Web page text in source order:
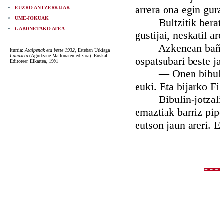
EUZKO ANTZERKIJAK
UME-JOKUAK
GABONETAKO ATEA
Iturria: Azalpenak eta beste 1932 , Esteban Urkiaga
Lauaxeta (Agurtzane Mallonaren edizioa). Euskal
Editoreen Elkartea, 1991
arrera ona egin
Bultzitik beratu
gustijai, neskatil
Azkenean baña
ospatsubari beste
— Onen
euki. Eta bijarko
Bibulin-jotzaliak
emaztiak barriz
eutson jaun areri.